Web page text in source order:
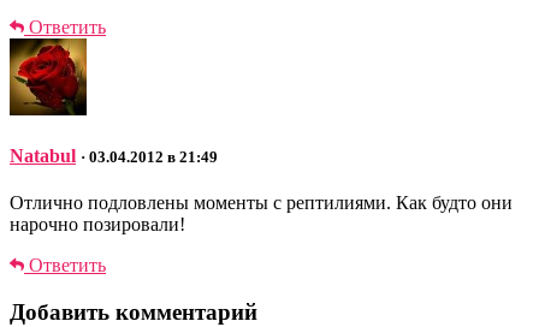
Ответить
Natabul · 03.04.2012 в 21:49
Отлично подловлены моменты с рептилиями. Как будто они
нарочно позировали!
Ответить
Добавить комментарий